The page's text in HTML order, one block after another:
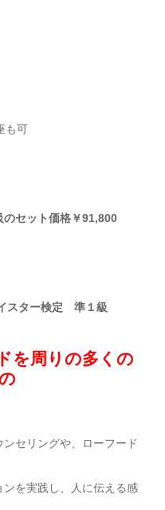
も可
のセット価格￥91,800
スター検定 準１級
を周りの多くの
セリングや、ローフード
を実践し、人に伝える感